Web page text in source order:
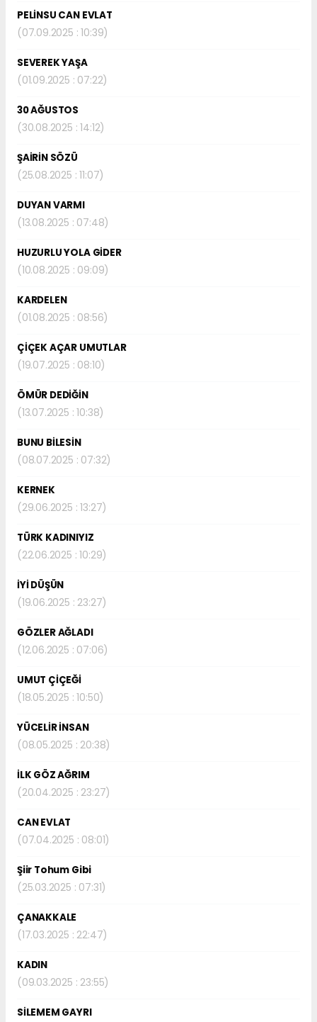
PELİNSU CAN EVLAT
(07.09.2025 : 10:39)
SEVEREK YAŞA
(01.09.2025 : 07:22)
30 AĞUSTOS
(30.08.2025 : 14:12)
ŞAİRİN SÖZÜ
(25.08.2025 : 11:07)
DUYAN VARMI
(13.08.2025 : 07:48)
HUZURLU YOLA GİDER
(10.08.2025 : 09:09)
KARDELEN
(01.08.2025 : 08:56)
ÇİÇEK AÇAR UMUTLAR
(19.07.2025 : 08:10)
ÖMÜR DEDİĞİN
(13.07.2025 : 10:38)
BUNU BİLESİN
(08.07.2025 : 07:32)
KERNEK
(29.06.2025 : 13:27)
TÜRK KADINIYIZ
(22.06.2025 : 10:29)
İYİ DÜŞÜN
(19.06.2025 : 23:27)
GÖZLER AĞLADI
(12.06.2025 : 07:06)
UMUT ÇİÇEĞİ
(18.05.2025 : 10:50)
YÜCELİR İNSAN
(08.05.2025 : 20:38)
İLK GÖZ AĞRIM
(20.04.2025 : 23:27)
CAN EVLAT
(07.04.2025 : 08:01)
Şiir Tohum Gibi
(25.03.2025 : 07:31)
ÇANAKKALE
(17.03.2025 : 22:47)
KADIN
(09.03.2025 : 23:55)
SİLEMEM GAYRI